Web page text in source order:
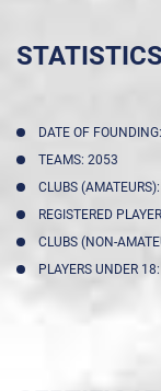
STATISTICS
DATE OF
TEAMS: 2053
CLUBS
REGISTERED
CLUBS (NON-
PLAYERS UNDER